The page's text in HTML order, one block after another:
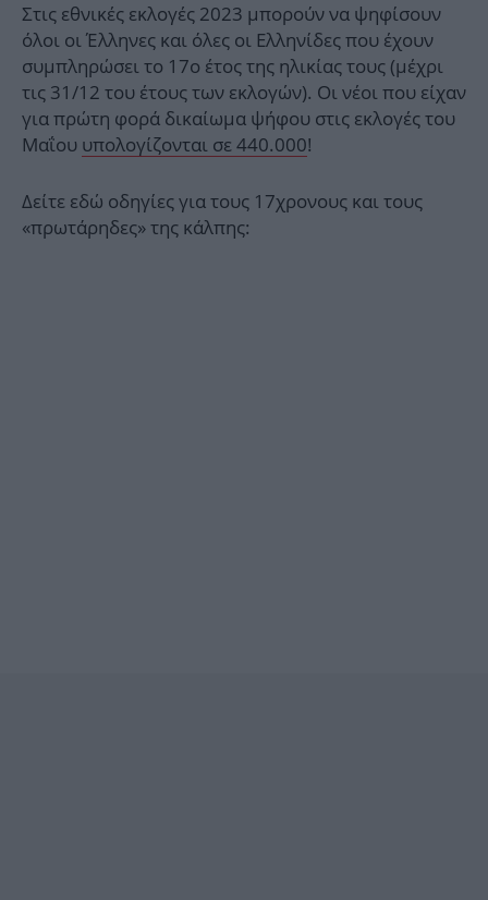
Στις εθνικές εκλογές 2023 μπορούν να ψηφίσουν
όλοι οι Έλληνες και όλες οι Ελληνίδες που έχουν
συμπληρώσει το 17ο έτος της ηλικίας τους (μέχρι
τις 31/12 του έτους των εκλογών). Οι νέοι που είχαν
για πρώτη φορά δικαίωμα ψήφου στις εκλογές του
Μαΐου υπολογίζονται σε 440.000!
Δείτε εδώ οδηγίες για τους 17χρονους και τους
«πρωτάρηδες» της κάλπης: